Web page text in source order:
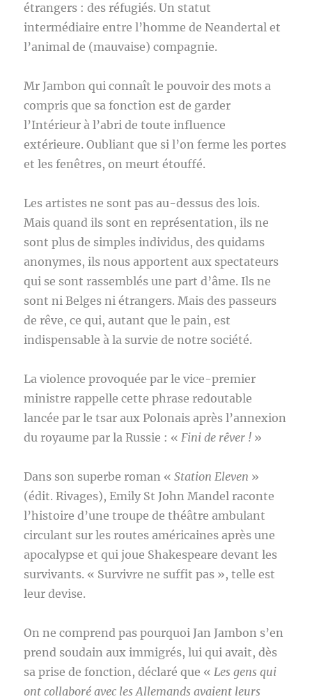
étrangers : des réfugiés. Un statut
intermédiaire entre l’homme de Neandertal et
l’animal de (mauvaise) compagnie.
Mr Jambon qui connaît le pouvoir des mots a
compris que sa fonction est de garder
l’Intérieur à l’abri de toute influence
extérieure. Oubliant que si l’on ferme les portes
et les fenêtres, on meurt étouffé.
Les artistes ne sont pas au-dessus des lois.
Mais quand ils sont en représentation, ils ne
sont plus de simples individus, des quidams
anonymes, ils nous apportent aux spectateurs
qui se sont rassemblés une part d’âme. Ils ne
sont ni Belges ni étrangers. Mais des passeurs
de rêve, ce qui, autant que le pain, est
indispensable à la survie de notre société.
La violence provoquée par le vice-premier
ministre rappelle cette phrase redoutable
lancée par le tsar aux Polonais après l’annexion
du royaume par la Russie : «Fini de rêver ! »
Dans son superbe roman «Station Eleven »
(édit. Rivages), Emily St John Mandel raconte
l’histoire d’une troupe de théâtre ambulant
circulant sur les routes américaines après une
apocalypse et qui joue Shakespeare devant les
survivants. « Survivre ne suffit pas », telle est
leur devise.
On ne comprend pas pourquoi Jan Jambon s’en
prend soudain aux immigrés, lui qui avait, dès
sa prise de fonction, déclaré que «Les gens qui
ont collaboré avec les Allemands avaient leurs